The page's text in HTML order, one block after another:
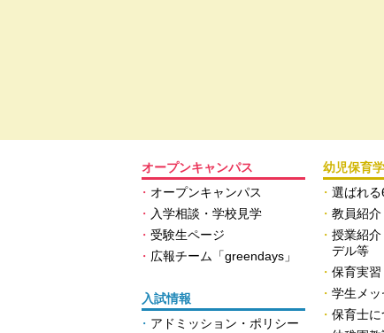
オープンキャンパス
オープンキャンパス
入学相談・学校見学
受験生ページ
広報チーム「greendays」
入試情報
アドミッション・ポリシー
幼児保育
選ばれ
教員紹介
授業紹
デル等
保育実
学生メッ
保育士に